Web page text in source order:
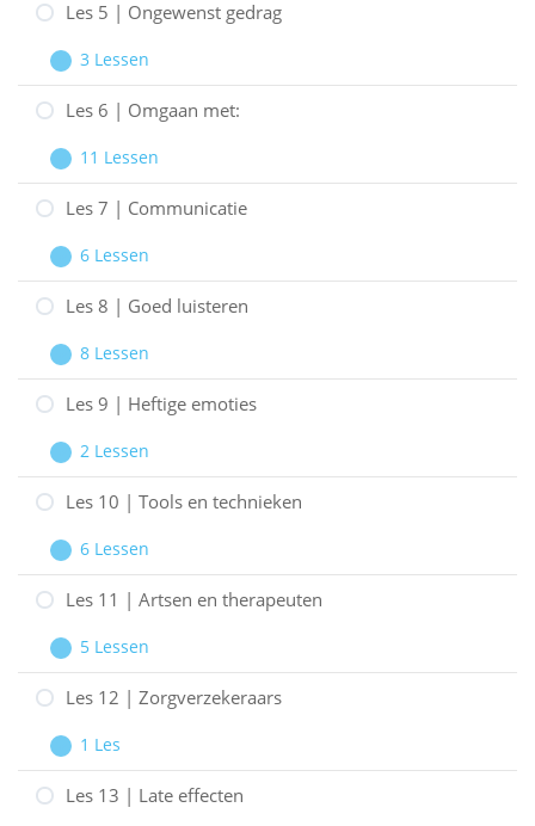
coördinators
4
De
gasten
Les 5 | Ongewenst gedrag
Uitbreiden
Les
5
Ongewenst
gedrag
3 Lessen
Les 6 | Omgaan met:
Uitbreiden
Les
6
Omgaan
met:
11 Lessen
Les 7 | Communicatie
Uitbreiden
Les
7
Communicatie
6 Lessen
Les 8 | Goed luisteren
Uitbreiden
Les
8
Goed
luisteren
8 Lessen
Les 9 | Heftige emoties
Uitbreiden
Les
9
Heftige
emoties
2 Lessen
Les 10 | Tools en technieken
Uitbreiden
Les
10
Tools
en
6 Lessen
Les 11 | Artsen en therapeuten
Uitbreiden
Les
11
Artsen
en
5 Lessen
Les 12 | Zorgverzekeraars
Uitbreiden
Les
12
1 Les
Les 13 | Late effecten